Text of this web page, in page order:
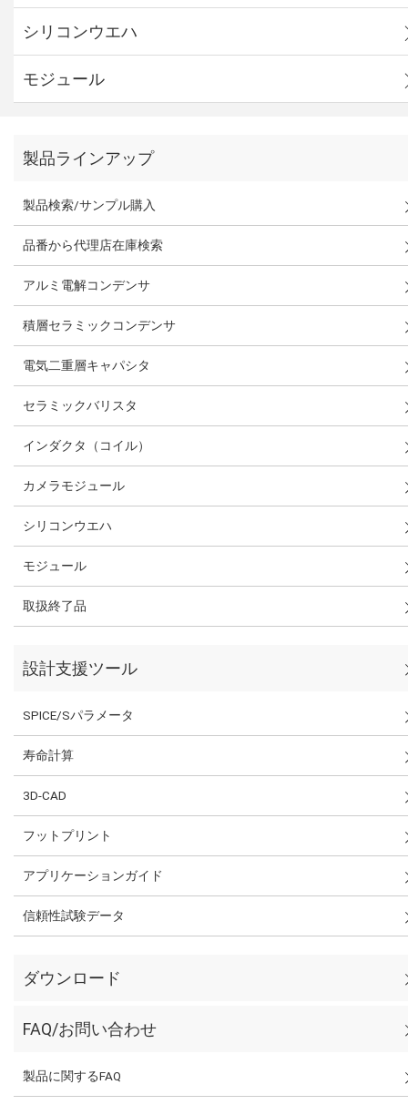
シリコンウエハ
モジュール
製品ラインアップ
製品検索/サンプル購入
品番から代理店在庫検索
アルミ電解コンデンサ
積層セラミックコンデンサ
電気二重層キャパシタ
セラミックバリスタ
インダクタ（コイル）
カメラモジュール
シリコンウエハ
モジュール
取扱終了品
設計支援ツール
SPICE/Sパラメータ
寿命計算
3D-CAD
フットプリント
アプリケーションガイド
信頼性試験データ
ダウンロード
FAQ/お問い合わせ
製品に関するFAQ